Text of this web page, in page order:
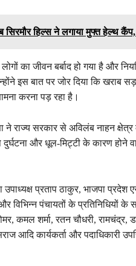
सिरमौर हिल्स ने लगाया मुफ्त हेल्थ
का जीवन बर्बाद हो गया है और
इस बात पर जोर दिया कि खराब
करना पड़ रहा है।
ने राज्य सरकार से अविलंब नाहन
दुर्घटना और धूल-मिट्टी के कारण होने
प्रताप ठाकुर, भाजपा प्रदेश
विभिन्न पंचायतों के प्रतिनिधियों के
कमल शर्मा, रतन चौधरी, रामचंद्र,
आदि कार्यकर्ता और पदाधिकारी